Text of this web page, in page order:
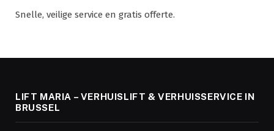
Snelle, veilige service en gratis offerte.
LIFT MARIA – VERHUISLIFT & VERHUISSERVICE IN
BRUSSEL